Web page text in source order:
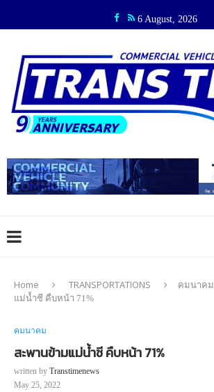
6 August, 2026
Home TRANSPORTATIONS คมนาคม
แม่น้ำชี คืบหน้า 71%
คมนาคม
สะพานข้ามแม่น้ำชี คืบหน้า 71%
written by Transtimenews
May 25, 2022